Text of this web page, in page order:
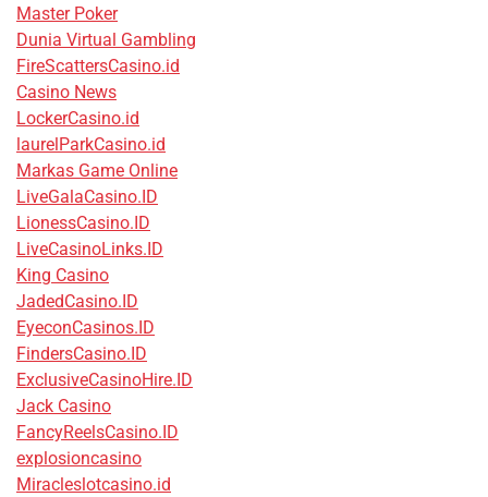
Master Poker
Dunia Virtual Gambling
FireScattersCasino.id
Casino News
LockerCasino.id
laurelParkCasino.id
Markas Game Online
LiveGalaCasino.ID
LionessCasino.ID
LiveCasinoLinks.ID
King Casino
JadedCasino.ID
EyeconCasinos.ID
FindersCasino.ID
ExclusiveCasinoHire.ID
Jack Casino
FancyReelsCasino.ID
explosioncasino
Miracleslotcasino.id